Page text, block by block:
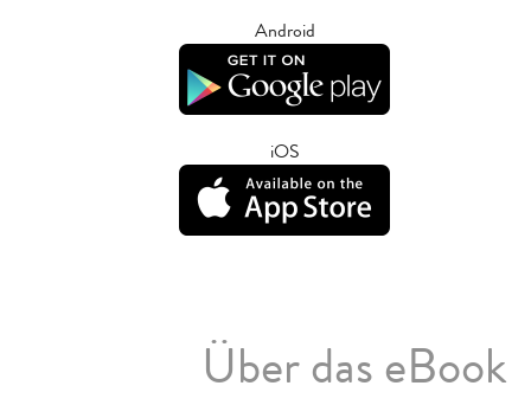
Android
iOS
Über das eBook